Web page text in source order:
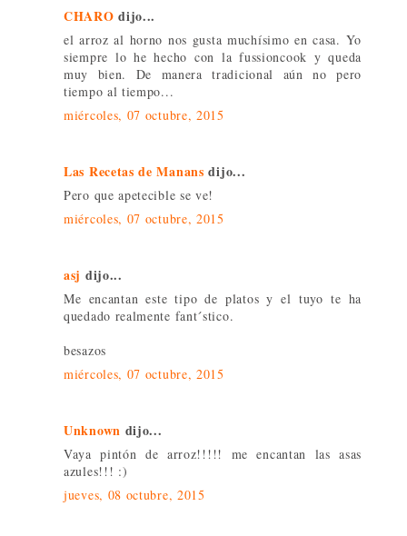
CHARO dijo...
el arroz al horno nos gusta muchísimo en casa. Yo
siempre lo he hecho con la fussioncook y queda
muy bien. De manera tradicional aún no pero
tiempo al tiempo...
miércoles, 07 octubre, 2015
Las Recetas de Manans dijo...
Pero que apetecible se ve!
miércoles, 07 octubre, 2015
asj dijo...
Me encantan este tipo de platos y el tuyo te ha
quedado realmente fant´stico.
besazos
miércoles, 07 octubre, 2015
Unknown dijo...
Vaya pintón de arroz!!!!! me encantan las asas
azules!!! :)
jueves, 08 octubre, 2015